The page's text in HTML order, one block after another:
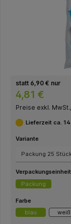
statt 6,90 € nur
4,81 €
Preise exkl.
Lieferzeit ca.
Variante
Verpackungseinheit
Packung
Farbe
blau
weiß